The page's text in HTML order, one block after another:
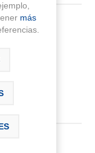
más